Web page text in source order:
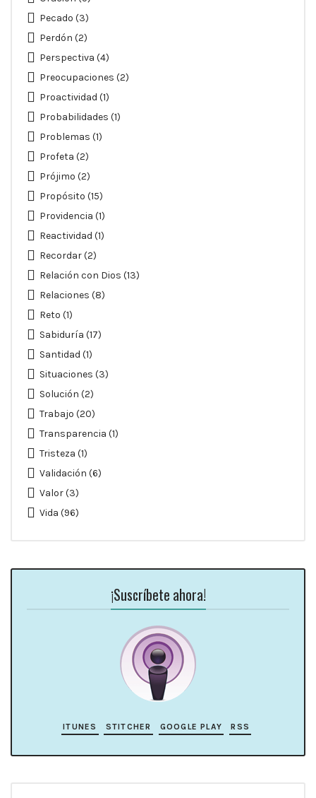
Pecado (3)
Perdón (2)
Perspectiva (4)
Preocupaciones (2)
Proactividad (1)
Probabilidades (1)
Problemas (1)
Profeta (2)
Prójimo (2)
Propósito (15)
Providencia (1)
Reactividad (1)
Recordar(2)
Relación con Dios (13)
Relaciones (8)
Reto (1)
Sabiduría (17)
Santidad (1)
Situaciones (3)
Solución (2)
Trabajo (20)
Transparencia (1)
Tristeza (1)
Validación (6)
Valor(3)
Vida (96)
¡Suscríbete ahora!
ITUNES STITCHER GOOGLE PLAY RSS